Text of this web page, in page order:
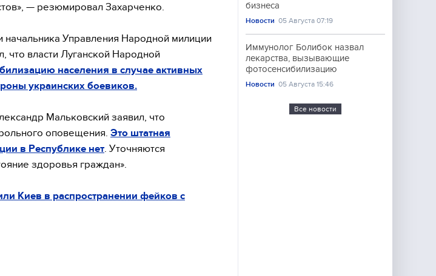
— резюмировал Захарченко.
Управления Народной милиции
власти Луганской Народной
населения в случае активных
украинских боевиков.
Мальковский заявил, что
оповещения. Это штатная
в Республике нет . Уточняются
здоровья граждан».
Киев в распространении фейков с
бизнеса
Новости 05 Августа 07:19
Иммунолог Болибок назвал
лекарства, вызывающие
фотосенсибилизацию
Новости 05 Августа 15:46
Все новости